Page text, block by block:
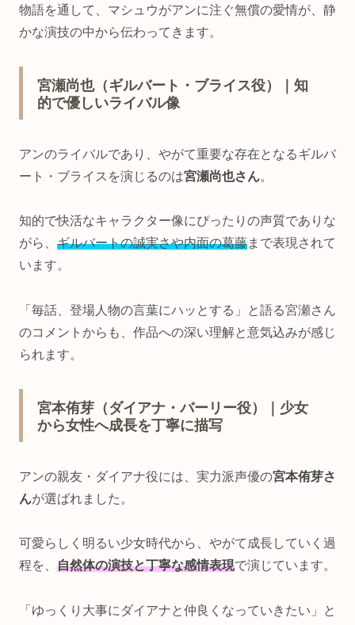
物語を通して、マシュウがアンに注ぐ無償の愛情が、静
かな演技の中から伝わってきます。
宮瀬尚也（ギルバート・ブライス役）｜知
的で優しいライバル像
アンのライバルであり、やがて重要な存在となるギルバ
ート・ブライスを演じるのは宮瀬尚也さん。
知的で快活なキャラクター像にぴったりの声質でありな
がら、 ギルバートの誠実さや内面の葛藤まで表現されて
います。
「毎話、登場人物の言葉にハッとする」と語る宮瀬さん
のコメントからも、作品への深い理解と意気込みが感じ
られます。
宮本侑芽（ダイアナ・バーリー役）｜少女
から女性へ成長を丁寧に描写
アンの親友・ダイアナ役には、実力派声優の宮本侑芽さ
んが選ばれました。
可愛らしく明るい少女時代から、やがて成長していく過
程を、 自然体の演技と丁寧な感情表現で演じています。
「ゆっくり大事にダイアナと仲良くなっていきたい」と